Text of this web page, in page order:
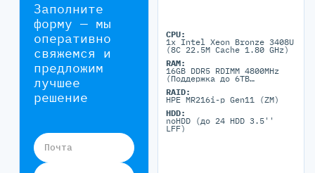
Заполните
форму — мы
оперативно
свяжемся и
предложим
лучшее
решение
Почта
CPU:
1x Intel Xeon Bronze 3408U
(8C 22.5M Cache 1.80 GHz)
RAM:
16GB DDR5 RDIMM 4800MHz
(Поддержка до 6TB
портов)
RAID:
HPE MR216i-p Gen11 (ZM)
HDD:
noHDD (до 24 HDD 3.5''
LFF)